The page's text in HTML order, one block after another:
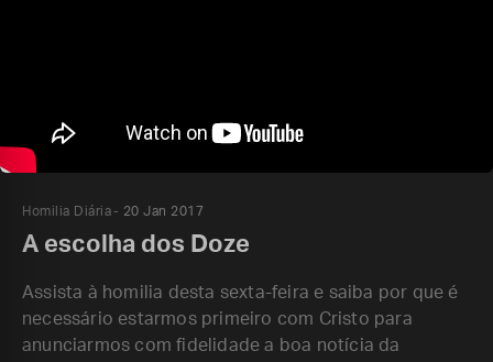
Homilia Diária 20 Jan 2017
A escolha dos Doze
Assista à homilia desta sexta-feira e saiba por que é
necessário estarmos primeiro com Cristo para
anunciarmos com fidelidade a boa notícia da